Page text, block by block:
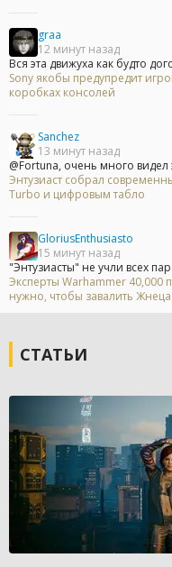
graa
12 минут назад
Вся эта движуха как будто
Sony якобы предупредит
коробках консолей
Sanchez
13 минут назад
@Fortuna, очень много видел
Энтузиаст собрал
Turbo и цифровым табло
GloriusEnthusiasto
15 минут назад
"Энтузиасты" не учли всех
Эксперты Warhammer 40,000
нужно, чтобы завалить Жнеца
СТАТЬИ